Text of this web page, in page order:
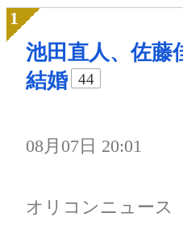
池田直人、佐藤
結婚
44
08月07日 20:01
オリコンニュース